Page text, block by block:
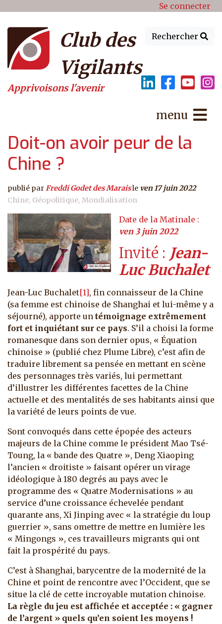
Menu du compte de Se connecter
Rechercher
Club des
Vigilants
Apprivoisons l'avenir
menu
Doit-on avoir peur de la
Chine ?
publié parFreddi Godet des Maraisle ven 17 juin 2022
Chine Géopolitique Mondialisation
ven 3 juin 2022
Invité
Jean-
Luc Buchalet
Jean-Luc Buchalet[1], fin connaisseur de la Chine
(sa femme est chinoise de Shanghai et lui-même y a
séjourné), apporte un témoignage extrêmement
fort et inquiétant sur ce pays. S’il a choisi la forme
romanesque dans son dernier opus, « Équation
chinoise » (publié chez Plume Libre), c’est afin de
traduire librement sa pensée en mettant en scène
des personnages très variés, lui permettant
d’illustrer les différentes facettes de la Chine
actuelle et des mentalités de ses habitants ainsi que
la variété de leurs points de vue.
Sont convoqués dans cette épopée des acteurs
majeurs de la Chine comme le président Mao Tsé-
Toung, la « bande des Quatre », Deng Xiaoping
l’ancien « droitiste » faisant opérer un virage
idéologique à 180 degrés au pays avec le
programme des « Quatre Modernisations » au
service d’une croissance échevelée pendant
quarante ans, Xi Jinping avec « la stratégie du loup
guerrier », sans omettre de mettre en lumière les
« Mingongs », ces travailleurs migrants qui ont
fait la prospérité du pays.
C’est à Shanghai, barycentre de la modernité de la
Chine et point de rencontre avec l’Occident, que se
situe la clé de cette incroyable mutation chinoise.
La règle du jeu est affichée et acceptée : « gagner
de l’argent » quels qu’en soient les moyens !